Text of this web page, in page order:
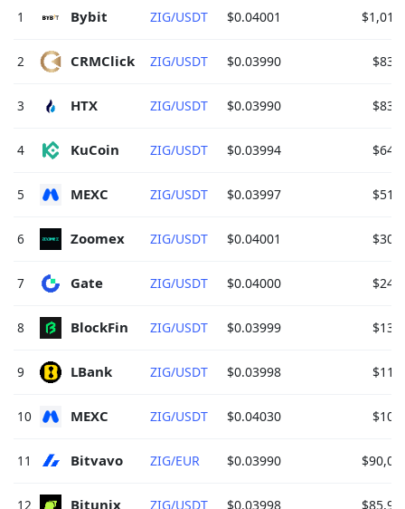
1 Bybit ZIG/USDT $0.04001
2 CRMClick ZIG/USDT $0.03990
3 HTX ZIG/USDT $0.03990
4 KuCoin ZIG/USDT $0.03994
5 MEXC ZIG/USDT $0.03997
6 Zoomex ZIG/USDT $0.04001
7 Gate ZIG/USDT $0.04000
8 BlockFin ZIG/USDT $0.03999
9 LBank ZIG/USDT $0.03998
10 MEXC ZIG/USDT $0.04030
11 Bitvavo ZIG/EUR $0.03990
12 Bitunix ZIG/USDT $0.03998